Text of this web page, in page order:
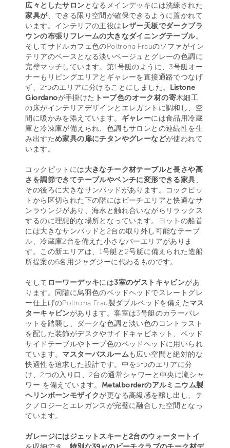
広々としたサロンとなるメインデッキには洗練された
家具が、できる限り空間が確保できるように置かれて
います。インテリアの主役は レザー天板でダークブラ
ウンの布張りフレームの大きなダイニングテーブル。
そしてサドルカフェ色のPoltrona Frauのソファがイン
テリアのベースとなる淡いベージュとグレーの色調に
完璧マッチしています。第1号艇のように、3号艇オー
ナーもリビングエリアとギャレーを直接通路でつなげ
ず、2つのエリアに分けることにしました。 Listone
Giordanoが手掛けた トープ色のオーク材の寄木細工
の床がインテリアデザインとエレガントに調和し、空
間に暖かみを添えています。 ギャレーには食品用冷蔵
庫と冷凍庫が備えられ、色調もサロンとの連続性を生
み出すため家具の扉にチタンやグレーなどが使われて
います。
コックピットには大きなチーク材テーブルと長さや高
さを調節できてテーブルやベンチに変形できる家具、
その後ろに大きなサンパッドがあります。コックピッ
トから区切られた下の階にはビーチエリアと快適なサ
ンラウンジがあり、海水と触れ合いながらリラックス
するのに理想的な場所となっています。ヨットの船首
には大きなサンパッドと2台の取り外し可能なテーブ
ル、冷蔵庫2台を備えた小さなバーエリアがありま
す。この新エリアは、1号艇と2号艇に備えられた造船
所提案の6名用ジャグジーに代わるものです。
そして ローワーデッキには3室のゲストキャビンがあ
ります。同階に烏羽色のベッドヘッドでスレートグレ
ー仕上げのPoltrona Frau製ダブルベッドを備えたマス
ターキャビンがあります。客室は3号艇のカラーパレ
ットを踏襲し、ダークな色調と淡い色のコントラスト
を配した装飾がデスクやサイドキャビネット、ベッド
サイドテーブルやトープ色のベッドヘッドに用いられ
ています。 マスターバスルームも広い空間と絶対的な
快適性を追求した設計です。中を3つのエリアに分
け、2つの入り口、2台の通常シャワーと中央に滝シャ
ワー を備えています。 Metalborderのアルミニウム製
ヘリンボーンモザイクが更なる高級感を醸し出し、テ
クノロジーとエレガンスが完璧に融合した空間となっ
ています。
ガレージにはジェットスキーと2台のウォータートイ